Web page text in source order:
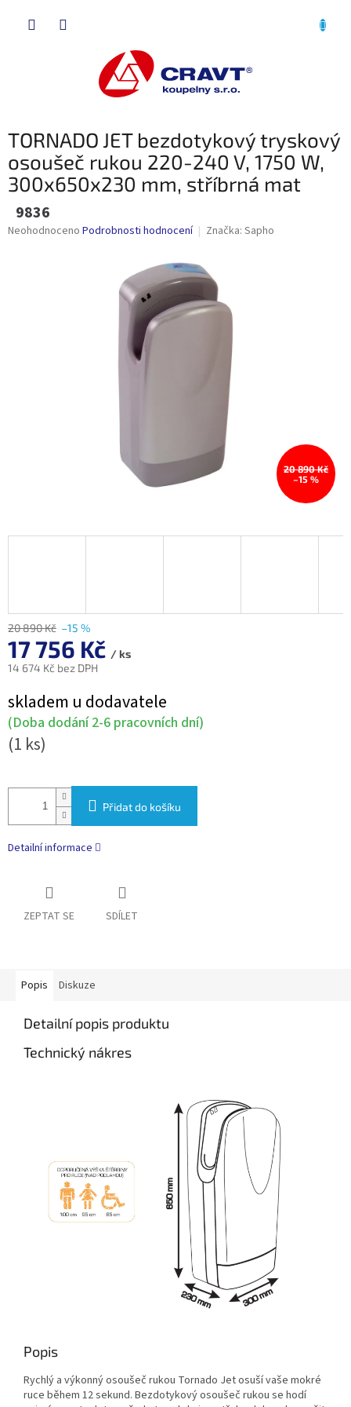
TORNADO JET bezdotykový tryskový
osoušeč rukou 220-240 V, 1750 W,
300x650x230 mm, stříbrná mat
9836
Průměrné
Neohodnoceno Podrobnosti hodnocení Značka: Sapho
20 890 Kč
–15 %
20 890 Kč –15 %
17 756 Kč / ks
14 674 Kč bez DPH
cena:
skladem u dodavatele
(Doba dodání 2-6 pracovních dní)
(1 ks)
Přidat do košíku
Detailní informace
ZEPTAT SE SDÍLET
Popis Diskuze
Detailní popis produktu
Technický nákres
Popis
Rychlý a výkonný osoušeč rukou Tornado Jet osuší vaše mokré
ruce během 12 sekund. Bezdotykový osoušeč rukou se hodí